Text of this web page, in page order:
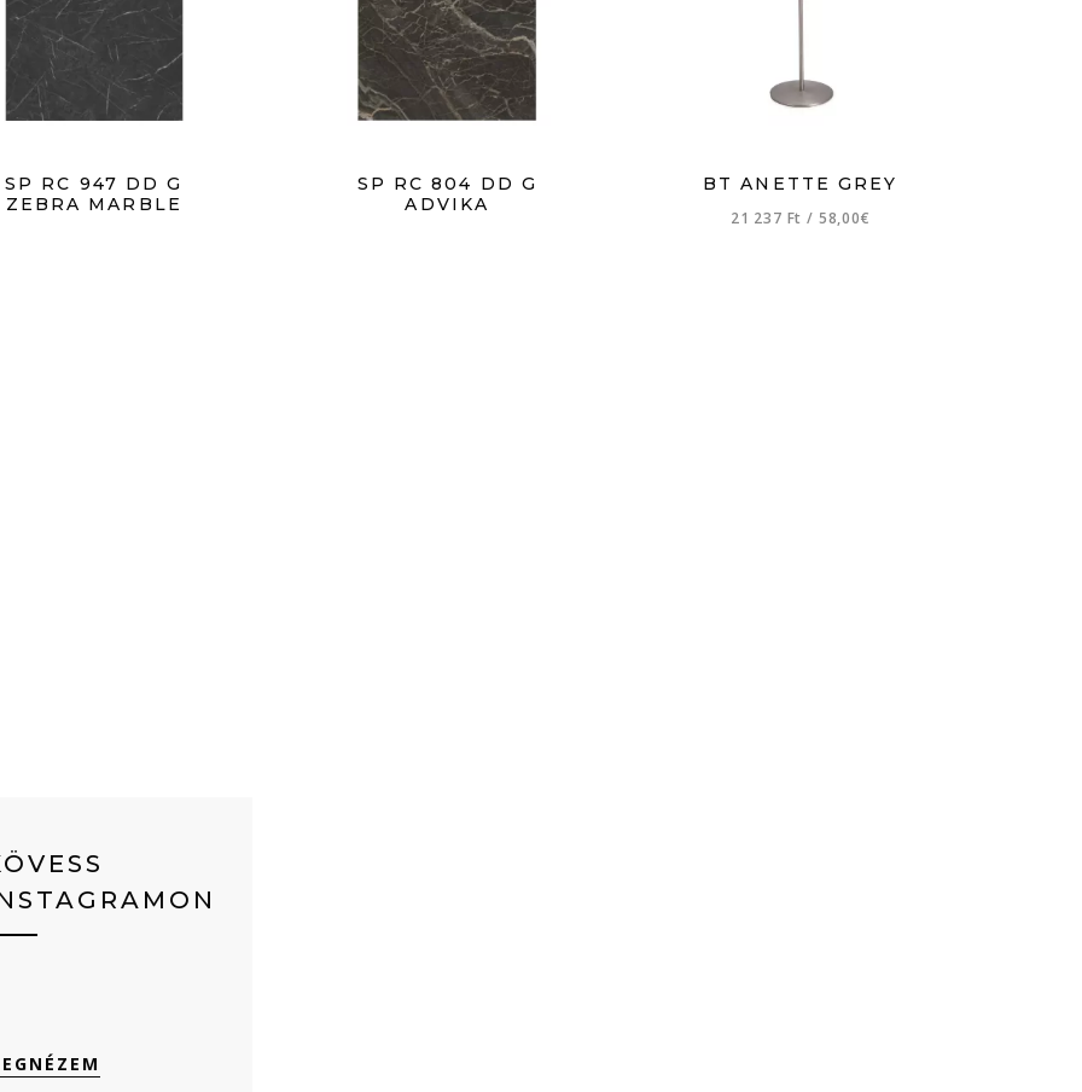
SP RC 947 DD G
ZEBRA MARBLE
SP RC 804 DD G
ADVIKA
BT ANETTE GREY
21 237 Ft/ 58,00€